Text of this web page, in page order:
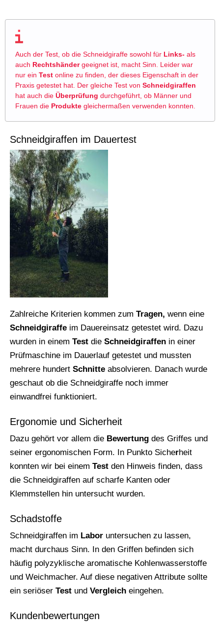
Auch der Test, ob die Schneidgiraffe sowohl für Links- als
auch Rechtshändergeeignet ist, macht Sinn. Leider war
nur ein Test online zu finden, der dieses Eigenschaft in der
Praxis getestet hat. Der gleiche Test von Schneidgiraffen
hat auch die Überprüfung durchgeführt, ob Männer und
Frauen die Produkte gleichermaßen verwenden konnten.
Schneidgiraffen im Dauertest
Zahlreiche Kriterien kommen zum Tragen, wenn eine
Schneidgiraffe im Dauereinsatz getestet wird. Dazu
wurden in einem Test die Schneidgiraffen in einer
Prüfmaschine im Dauerlauf getestet und mussten
mehrere hundert Schnitte absolvieren. Danach wurde
geschaut ob die Schneidgiraffe noch immer
einwandfrei funktioniert.
Ergonomie und Sicherheit
Dazu gehört vor allem die Bewertung des Griffes und
seiner ergonomischen Form. In Punkto Sicherheit
konnten wir bei einem Test den Hinweis finden, dass
die Schneidgiraffen auf scharfe Kanten oder
Klemmstellen hin untersucht wurden.
Schadstoffe
Schneidgiraffen im Labor untersuchen zu lassen,
macht durchaus Sinn. In den Griffen befinden sich
häufig polyzyklische aromatische Kohlenwasserstoffe
und Weichmacher. Auf diese negativen Attribute sollte
ein seriöser Test und Vergleich eingehen.
Kundenbewertungen